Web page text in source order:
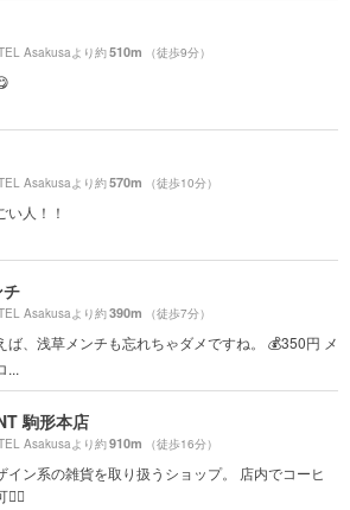
Asakusaより約510m （徒歩9分）
Asakusaより約570m （徒歩10分）
い人！！
Asakusaより約390m （徒歩7分）
ば、浅草メンチも忘れちゃダメですね。 💰350円 メ
...
駒形本店
Asakusaより約910m （徒歩16分）
イン系の雑貨を取り扱うショップ。 店内でコーヒ
🙆‍♀️